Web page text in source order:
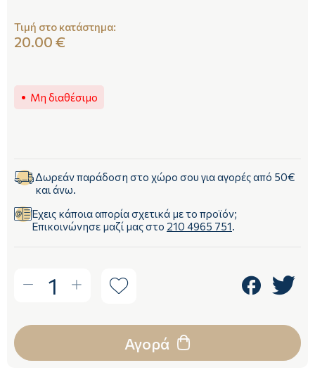
Τιμή στο κατάστημα:
20.00 €
Μη διαθέσιμο
Δωρεάν παράδοση στο χώρο σου για αγορές από 50€
και άνω.
Έχεις κάποια απορία σχετικά με το προϊόν;
Επικοινώνησε μαζί μας στο 210 4965 751.
1
Αγορά